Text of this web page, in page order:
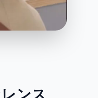
ンス